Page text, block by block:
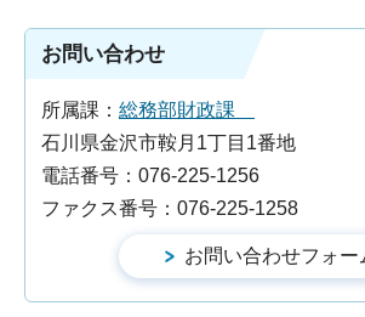
お問い合わせ
所属課： 総務部財政課
石川県金沢市鞍月1丁目1番地
電話番号：076-225-1256
ファクス番号：076-225-1258